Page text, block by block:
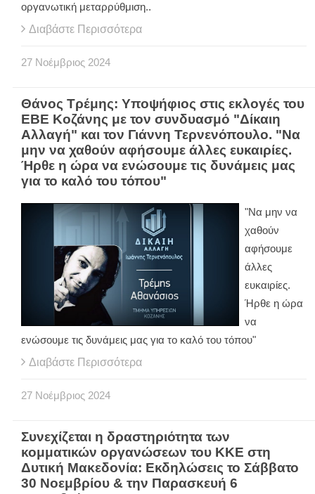
οργανωτική μεταρρύθμιση..
Διαβάστε Περισσότερα
27 Νοέμβριος 2024
Θάνος Τρέμης: Υποψήφιος στις εκλογές του
ΕΒΕ Κοζάνης με τον συνδυασμό "Δίκαιη
Αλλαγή" και τον Γιάννη Τερνενόπουλο. "Να
μην να χαθούν αφήσουμε άλλες ευκαιρίες.
Ήρθε η ώρα να ενώσουμε τις δυνάμεις μας
για το καλό του τόπου"
"Να μην να
χαθούν
αφήσουμε
άλλες
ευκαιρίες.
Ήρθε η ώρα
να
ενώσουμε τις δυνάμεις μας για το καλό του τόπου"
Διαβάστε Περισσότερα
27 Νοέμβριος 2024
Συνεχίζεται η δραστηριότητα των
κομματικών οργανώσεων του ΚΚΕ στη
Δυτική Μακεδονία: Εκδηλώσεις το Σάββατο
30 Νοεμβρίου & την Παρασκευή 6